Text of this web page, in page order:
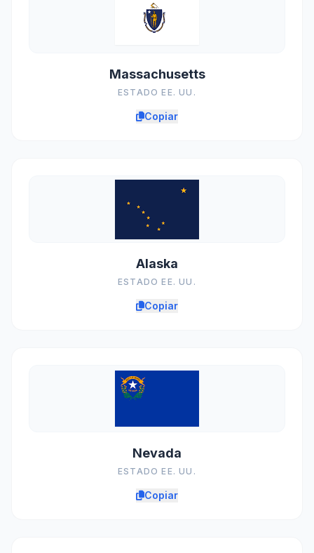
Massachusetts
ESTADO EE. UU.
Copiar
Alaska
ESTADO EE. UU.
Copiar
Nevada
ESTADO EE. UU.
Copiar